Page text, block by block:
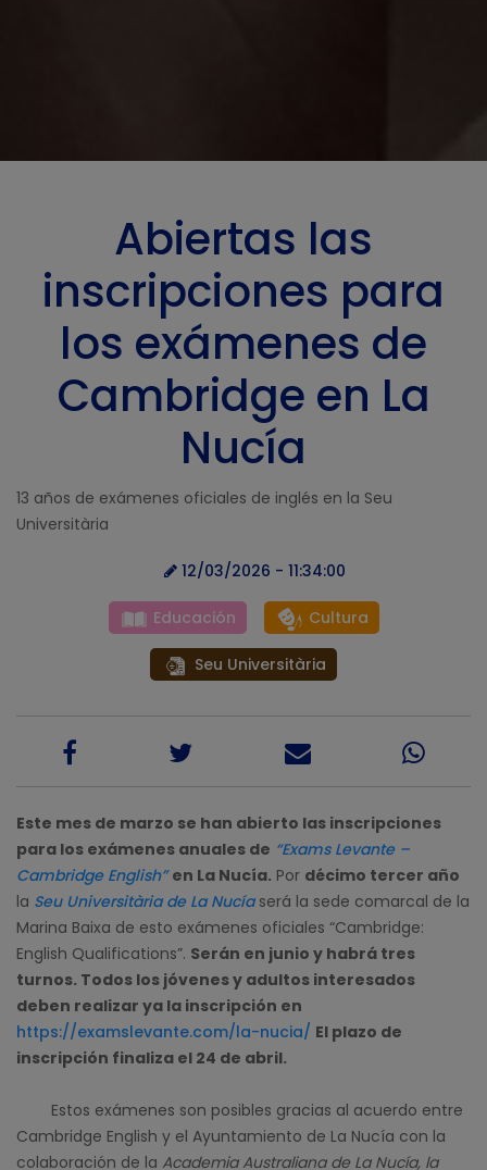
Abiertas las
inscripciones para
los exámenes de
Cambridge en La
Nucía
13 años de exámenes oficiales de inglés en la Seu
Universitària
12/03/2026 - 11:34:00
Educación Cultura
Seu Universitària
Este mes de marzo se han abierto las inscripciones
para los exámenes anuales de “Exams Levante –
Cambridge English”en La Nucía. Por décimo tercer año
la Seu Universitària de La Nucíaserá la sede comarcal de la
Marina Baixa de esto exámenes oficiales “Cambridge:
English Qualifications”. Serán en junio y habrá tres
turnos. Todos los jóvenes y adultos interesados
deben realizar ya la inscripción en
https://examslevante.com/la-nucia/ El plazo de
inscripción finaliza el 24 de abril.
Estos exámenes son posibles gracias al acuerdo entre
Cambridge English y el Ayuntamiento de La Nucía con la
colaboración de la Academia Australiana de La Nucía, la